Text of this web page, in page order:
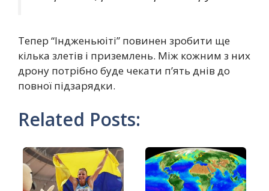
Тепер “Індженьюіті” повинен зробити ще
кілька злетів і приземлень. Між кожним з них
дрону потрібно буде чекати п’ять днів до
повної підзарядки.
Related Posts: